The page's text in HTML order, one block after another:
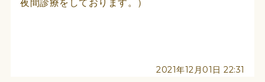
夜間診療をしております。）
2021年12月01日 22:31